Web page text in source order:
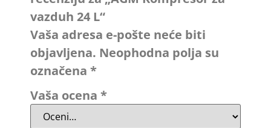
vazduh 24 L“
Vaša adresa e-pošte neće biti
objavljena. Neophodna polja su
označena *
Vaša ocena *